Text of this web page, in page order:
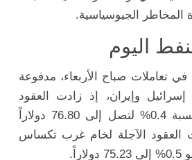
المخاطر الجيوسياسية.
اليوم
تعاملات صباح الأربعاء، مدفوعة
وإيران، إذ زادت العقود
الآجلة لخام برنت بنسبة 0.4% لتصل إلى 76.80 دولاراً
العقود الآجلة لخام غرب تكساس